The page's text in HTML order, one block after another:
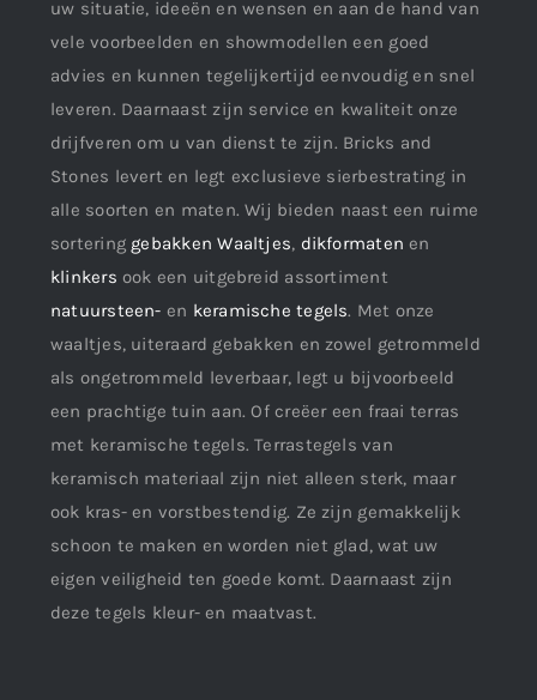
uw situatie, ideeën en wensen en aan de hand van
vele voorbeelden en showmodellen een goed
advies en kunnen tegelijkertijd eenvoudig en snel
leveren. Daarnaast zijn service en kwaliteit onze
drijfveren om u van dienst te zijn. Bricks and
Stones levert en legt exclusieve sierbestrating in
alle soorten en maten. Wij bieden naast een ruime
sortering gebakken Waaltjes, dikformaten en
klinkers ook een uitgebreid assortiment
natuursteen- en keramische tegels. Met onze
waaltjes, uiteraard gebakken en zowel getrommeld
als ongetrommeld leverbaar, legt u bijvoorbeeld
een prachtige tuin aan. Of creëer een fraai terras
met keramische tegels. Terrastegels van
keramisch materiaal zijn niet alleen sterk, maar
ook kras- en vorstbestendig. Ze zijn gemakkelijk
schoon te maken en worden niet glad, wat uw
eigen veiligheid ten goede komt. Daarnaast zijn
deze tegels kleur- en maatvast.